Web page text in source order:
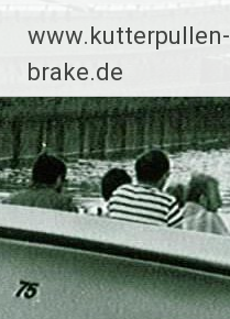
Inhalt
springen
www.kutterpullen-
brake.de